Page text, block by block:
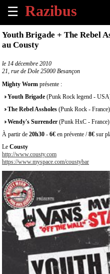
☰
×
Accueil
Tous
les
évènements
à
venir
Annoncer
évènement
Contact
À
propos
Youth Brigade + The Rebel
au Cousty
le 14 décembre 2010
21, rue de Dole 25000 Besançon
Mighty Worm présente :
Youth Brigade (Punk Rock legend -
The Rebel Assholes (Punk Rock - France)
Wendy's Surrender (Punk HxC - France)
À partir de 20h30 - 6€ en prévente /8€ sur
Le Cousty
http://www.cousty.com
https://www.myspace.com/coustybar